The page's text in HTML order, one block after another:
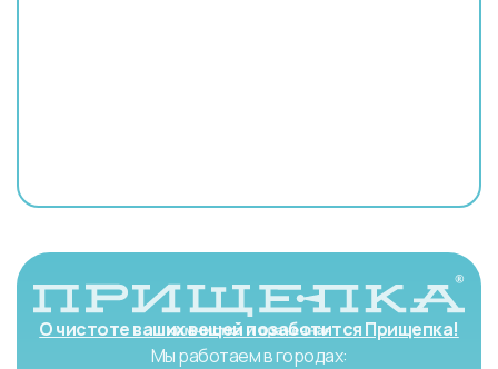
О чистоте ваших вещей позаботится Прищепка!
Мы работаем в городах: